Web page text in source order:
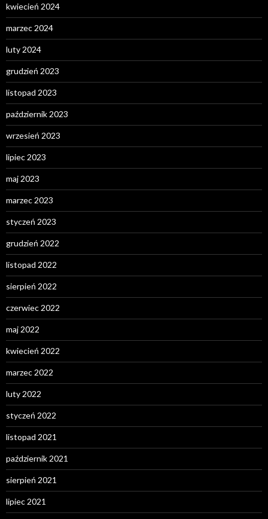
kwiecień 2024
marzec 2024
luty 2024
grudzień 2023
listopad 2023
październik 2023
wrzesień 2023
lipiec 2023
maj 2023
marzec 2023
styczeń 2023
grudzień 2022
listopad 2022
sierpień 2022
czerwiec 2022
maj 2022
kwiecień 2022
marzec 2022
luty 2022
styczeń 2022
listopad 2021
październik 2021
sierpień 2021
lipiec 2021